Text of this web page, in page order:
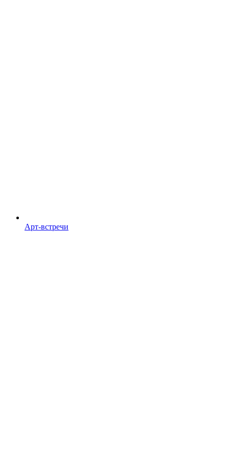
Арт-встречи